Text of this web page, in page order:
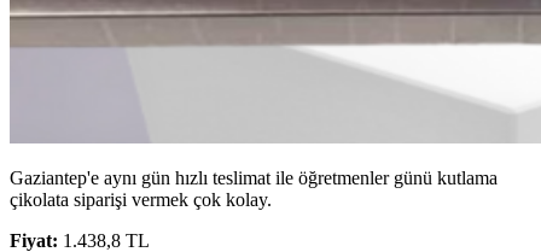
Gaziantep'e aynı gün hızlı teslimat ile öğretmenler günü kutlama
çikolata siparişi vermek çok kolay.
Fiyat: 1.438,8 TL